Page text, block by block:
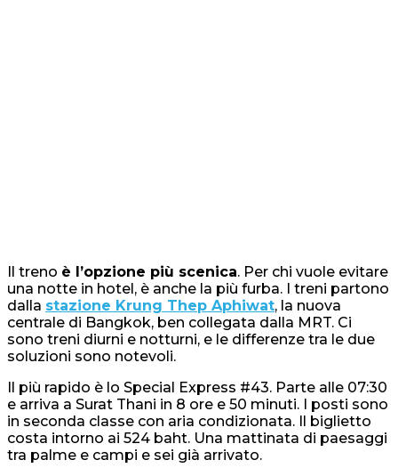
Il treno è l’opzione più scenica. Per chi vuole evitare
una notte in hotel, è anche la più furba. I treni partono
dalla stazione Krung Thep Aphiwat, la nuova
centrale di Bangkok, ben collegata dalla MRT. Ci
sono treni diurni e notturni, e le differenze tra le due
soluzioni sono notevoli.
Il più rapido è lo Special Express #43. Parte alle 07:30
e arriva a Surat Thani in 8 ore e 50 minuti. I posti sono
in seconda classe con aria condizionata. Il biglietto
costa intorno ai 524 baht. Una mattinata di paesaggi
tra palme e campi e sei già arrivato.